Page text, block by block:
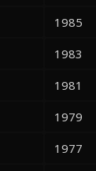
1985
1983
1981
1979
1977